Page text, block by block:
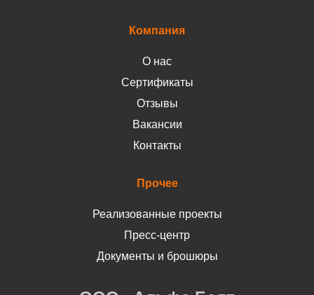
Компания
О нас
Сертификаты
Отзывы
Вакансии
Контакты
Прочее
Реализованные проекты
Пресс-центр
Документы и брошюры